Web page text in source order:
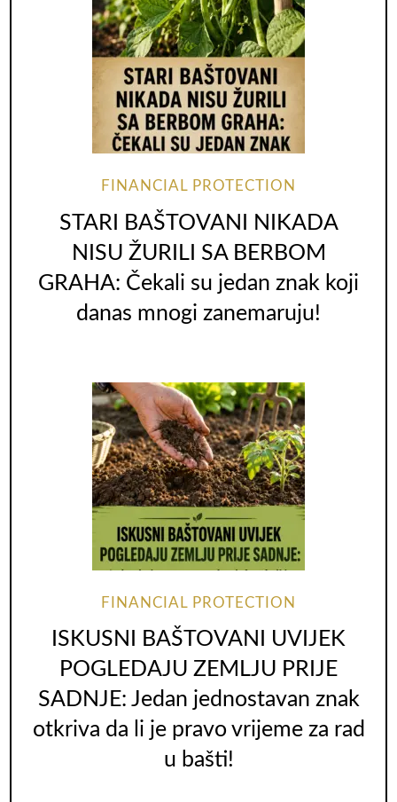
FINANCIAL PROTECTION
STARI BAŠTOVANI NIKADA
NISU ŽURILI SA BERBOM
GRAHA: Čekali su jedan znak koji
danas mnogi zanemaruju!
FINANCIAL PROTECTION
ISKUSNI BAŠTOVANI UVIJEK
POGLEDAJU ZEMLJU PRIJE
SADNJE: Jedan jednostavan znak
otkriva da li je pravo vrijeme za rad
u bašti!